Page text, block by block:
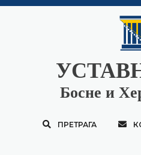
Босне и
ПРЕТРАГА